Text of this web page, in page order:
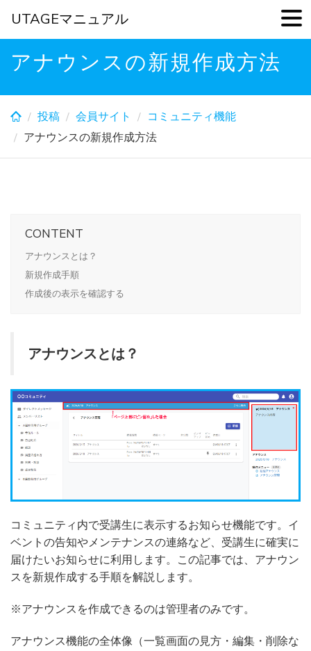
Skip
アナウンスの新規作成方法
投稿 会員サイト
コミュニティ機能
アナウンスの新規作成方法
CONTENT
アナウンスとは？
新規作成手順
作成後の表示を確認する
アナウンスとは？
コミュニティ内で受講生に表示するお知らせ機能です。イ
ベントの告知やメンテナンスの連絡など、受講生に確実に
届けたいお知らせに利用します。この記事では、アナウン
スを新規作成する手順を解説します。
※アナウンスを作成できるのは管理者のみです。
アナウンス機能の全体像（一覧画面の見方・編集・削除な
UTAGEマニュアル